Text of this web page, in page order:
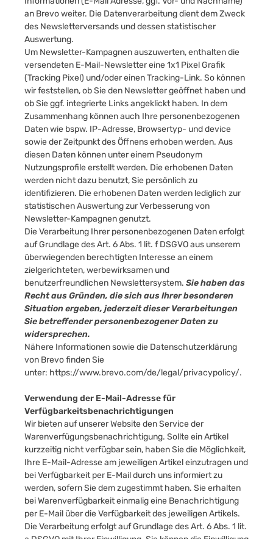
an Brevo weiter. Die Datenverarbeitung dient dem Zweck
des Newsletterversands und dessen statistischer
Auswertung.
Um Newsletter-Kampagnen auszuwerten, enthalten die
versendeten E-Mail-Newsletter eine 1x1 Pixel Grafik
(Tracking Pixel) und/oder einen Tracking-Link. So können
wir feststellen, ob Sie den Newsletter geöffnet haben und
ob Sie ggf. integrierte Links angeklickt haben. In dem
Zusammenhang können auch Ihre personenbezogenen
Daten wie bspw. IP-Adresse, Browsertyp- und device
sowie der Zeitpunkt des Öffnens erhoben werden. Aus
diesen Daten können unter einem Pseudonym
Nutzungsprofile erstellt werden. Die erhobenen Daten
werden nicht dazu benutzt, Sie persönlich zu
identifizieren. Die erhobenen Daten werden lediglich zur
statistischen Auswertung zur Verbesserung von
Newsletter-Kampagnen genutzt.
Die Verarbeitung Ihrer personenbezogenen Daten erfolgt
auf Grundlage des Art. 6 Abs. 1 lit. f DSGVO aus unserem
überwiegenden berechtigten Interesse an einem
zielgerichteten, werbewirksamen und
benutzerfreundlichen Newslettersystem. Sie haben das
Recht aus Gründen, die sich aus Ihrer besonderen
Situation ergeben, jederzeit dieser Verarbeitungen
Sie betreffender personenbezogener Daten zu
widersprechen.
Nähere Informationen sowie die Datenschutzerklärung
von Brevo finden Sie
unter: https://www.brevo.com/de/legal/privacypolicy/.
Verwendung der E-Mail-Adresse für
Verfügbarkeitsbenachrichtigungen
Wir bieten auf unserer Website den Service der
Warenverfügungsbenachrichtigung. Sollte ein Artikel
kurzzeitig nicht verfügbar sein, haben Sie die Möglichkeit,
Ihre E-Mail-Adresse am jeweiligen Artikel einzutragen und
bei Verfügbarkeit per E-Mail durch uns informiert zu
werden, sofern Sie dem zugestimmt haben. Sie erhalten
bei Warenverfügbarkeit einmalig eine Benachrichtigung
per E-Mail über die Verfügbarkeit des jeweiligen Artikels.
Die Verarbeitung erfolgt auf Grundlage des Art. 6 Abs. 1 lit.